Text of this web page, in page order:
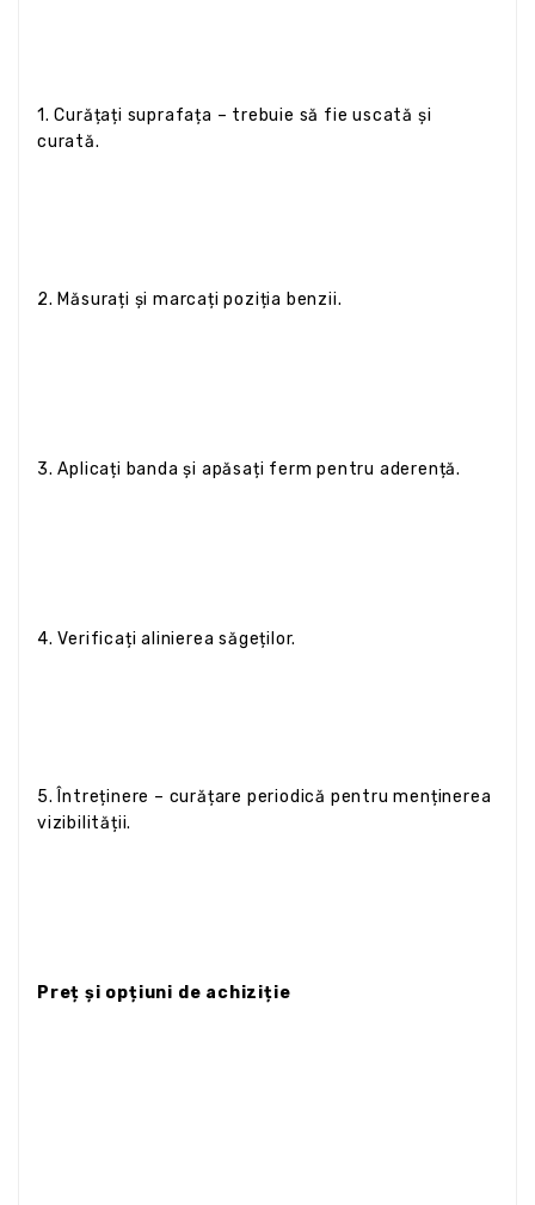
1. Curățați suprafața – trebuie să fie uscată și
curată.
2. Măsurați și marcați poziția benzii.
3. Aplicați banda și apăsați ferm pentru aderență.
4. Verificați alinierea săgeților.
5. Întreținere – curățare periodică pentru menținerea
vizibilității.
Preț și opțiuni de achiziție